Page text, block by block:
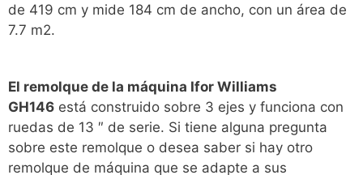
de 419 cm y mide 184 cm de ancho, con un área de
7.7 m2.
El remolque de la máquina Ifor Williams
GH146 está construido sobre 3 ejes y funciona con
ruedas de 13 ″ de serie. Si tiene alguna pregunta
sobre este remolque o desea saber si hay otro
remolque de máquina que se adapte a sus